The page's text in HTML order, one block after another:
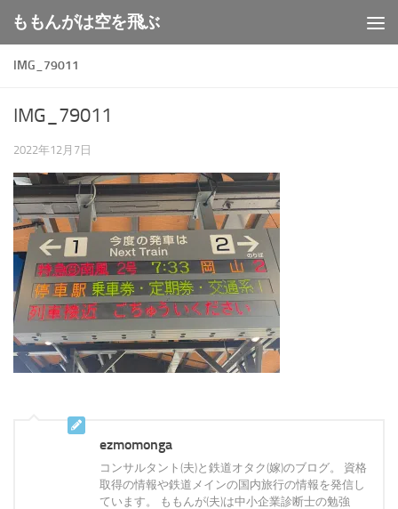
コンテンツへスキップ
ももんがは空を飛ぶ
IMG_79011
IMG_79011
2022年12月7日
ezmomonga
コンサルタント(夫)と鉄道オタク(嫁)のブログ。 資格
取得の情報や鉄道メインの国内旅行の情報を発信し
ています。 ももんが(夫)は中小企業診断士の勉強